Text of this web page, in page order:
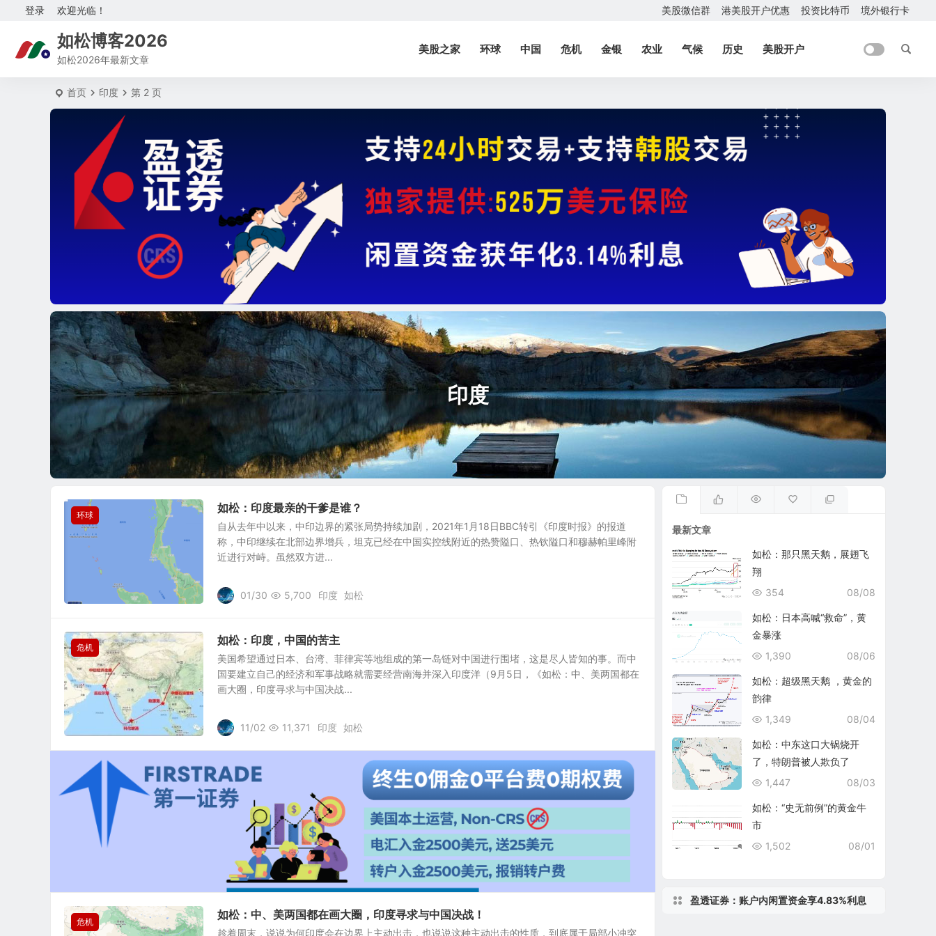
欢迎光临！
登录 美股微信群 港美股开户优惠 投资比特币 境外银行卡
如松博客2026
如松2026年最新文章
美股之家 环球 中国 危机 金银 农业 气候 历史 美股开户
首页 印度 第 2 页
印度
环球
如松：印度最亲的干爹是谁？
自从去年中以来，中印边界的紧张局势持续加剧，2021年1月18日BBC转引《印度时报》的报道
称，中印继续在北部边界增兵，坦克已经在中国实控线附近的热赞隘口、热钦隘口和穆赫帕里峰附
近进行对峙。虽然双方进...
01/30 5,700 印度 如松
危机
如松：印度，中国的苦主
美国希望通过日本、台湾、菲律宾等地组成的第一岛链对中国进行围堵，这是尽人皆知的事。而中
国要建立自己的经济和军事战略就需要经营南海并深入印度洋（9月5日，《如松：中、美两国都在
画大圈，印度寻求与中国决战...
11/02 11,371 印度 如松
危机
如松：中、美两国都在画大圈，印度寻求与中国决战！
趁着周末，说说为何印度会在边界上主动出击，也说说这种主动出击的性质，到底属于局部小冲突
最新文章
如松：那只黑天鹅，展翅飞
翔
08/08
354
如松：日本高喊“救命”，黄
金暴涨
08/06
1,390
如松：超级黑天鹅 ，黄金的
韵律
08/04
1,349
如松：中东这口大锅烧开
了，特朗普被人欺负了
08/03
1,447
如松：“史无前例”的黄金牛
市
08/01
1,502
盈透证券：账户内闲置资金享4.83%利息